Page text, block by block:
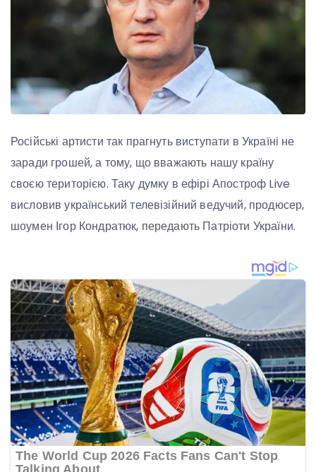
Російські артисти так прагнуть виступати в Україні не
заради грошей, а тому, що вважають нашу країну
своєю територією. Таку думку в ефірі Апостроф Live
висловив український телевізійний ведучий, продюсер,
шоумен Ігор Кондратюк, передають Патріоти України.